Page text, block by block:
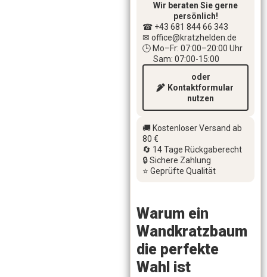
Wir beraten Sie gerne
persönlich!
☎ +43 681 844 66 343
✉ office@kratzhelden.de
🕒 Mo–Fr: 07:00–20:00 Uhr
Sam: 07:00-15:00
oder
Kontaktformular
nutzen
🚚 Kostenloser Versand ab
80 €
🔄 14 Tage Rückgaberecht
🔒 Sichere Zahlung
⭐ Geprüfte Qualität
Warum ein
Wandkratzbaum
die perfekte
Wahl ist